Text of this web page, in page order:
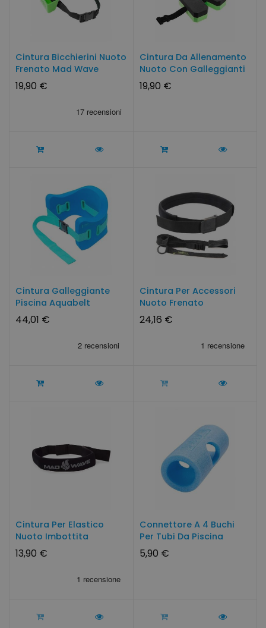
Cintura Bicchierini Nuoto
Frenato Mad Wave
19,90 €
Cintura Da Allenamento
Nuoto Con Galleggianti
19,90 €
Cintura Galleggiante
Piscina Aquabelt
44,01 €
Cintura Per Accessori
Nuoto Frenato
24,16 €
Cintura Per Elastico
Nuoto Imbottita
Neoprene
13,90 €
Connettore A 4 Buchi
Per Tubi Da Piscina
5,90 €